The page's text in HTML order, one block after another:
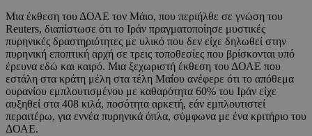
Μια έκθεση του ΔΟΑΕ τον Μάιο, που περιήλθε σε γνώση του
Reuters, διαπίστωσε ότι το Ιράν πραγματοποίησε μυστικές
πυρηνικές δραστηριότητες με υλικό που δεν είχε δηλωθεί στην
πυρηνική εποπτική αρχή σε τρεις τοποθεσίες που βρίσκονται υπό
έρευνα εδώ και καιρό. Μια ξεχωριστή έκθεση του ΔΟΑΕ που
εστάλη στα κράτη μέλη στα τέλη Μαΐου ανέφερε ότι το απόθεμα
ουρανίου εμπλουτισμένου με καθαρότητα 60% του Ιράν είχε
αυξηθεί στα 408 κιλά, ποσότητα αρκετή, εάν εμπλουτιστεί
περαιτέρω, για εννέα πυρηνικά όπλα, σύμφωνα με ένα κριτήριο του
ΔΟΑΕ.